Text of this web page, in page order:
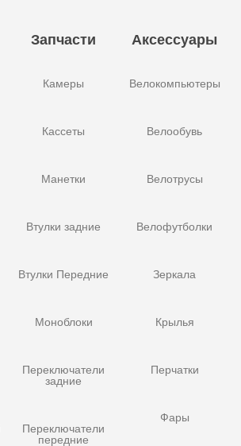
Запчасти
Камеры
Кассеты
Манетки
Втулки задние
Втулки Передние
Моноблоки
Переключатели
задние
Переключатели
передние
Аксессуары
Велокомпьютеры
Велообувь
Велотрусы
Велофутболки
Зеркала
Крылья
Перчатки
Фары